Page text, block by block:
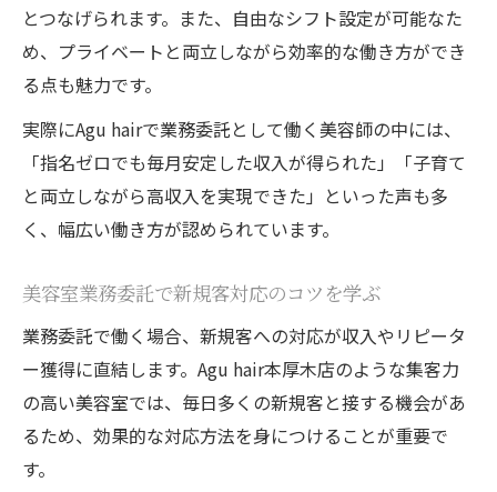
とつなげられます。また、自由なシフト設定が可能なた
め、プライベートと両立しながら効率的な働き方ができ
る点も魅力です。
実際にAgu hairで業務委託として働く美容師の中には、
「指名ゼロでも毎月安定した収入が得られた」「子育て
と両立しながら高収入を実現できた」といった声も多
く、幅広い働き方が認められています。
美容室業務委託で新規客対応のコツを学ぶ
業務委託で働く場合、新規客への対応が収入やリピータ
ー獲得に直結します。Agu hair本厚木店のような集客力
の高い美容室では、毎日多くの新規客と接する機会があ
るため、効果的な対応方法を身につけることが重要で
す。